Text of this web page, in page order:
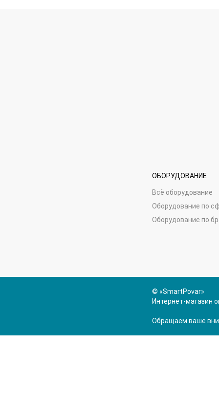
ОБОРУДОВАНИЕ
Всё оборудование
Оборудование по
Оборудование по
© «SmartPovar»
Интернет-магазин
Обращаем ваше